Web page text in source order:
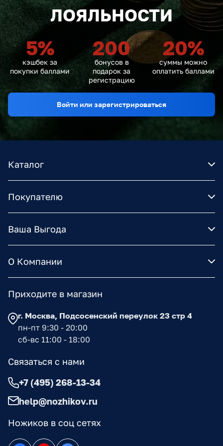
ЛОЯЛЬНОСТИ
5%
кэшбек за
покупки баллами
200
бонусов в
подарок за
регистрацию
20%
суммы можно
оплатить баллами
Войти или зарегистрироваться
Каталог
Покупателю
Ваша Выгода
О Компании
Ножиков в соц сетях
Приходите в магазин
г. Москва, Подсосенский переулок 23 стр 4
пн-пт 9:30 - 20:00
сб-вс 11:00 - 18:00
Связаться с нами
+7 (495) 268-13-34
help@nozhikov.ru